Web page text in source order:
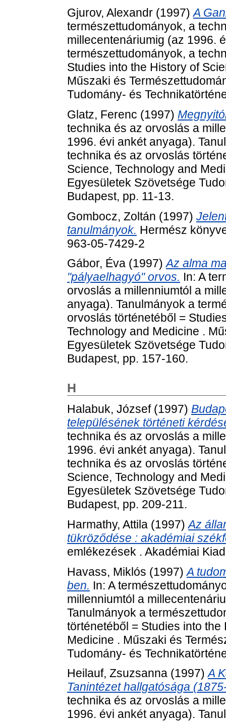
Gjurov, Alexandr (1997)A
természettudományok, a
millecentenáriumig (az 1996.
természettudományok, a
Studies into the History of
Műszaki és
Tudomány- és
Glatz, Ferenc (1997)
technika és az orvoslás a
1996. évi ankét anyaga).
technika és az orvoslás
Science, Technology and
Egyesületek Szövetsége
Budapest, pp. 11-13.
Gombocz, Zoltán (1997)
tanulmányok. Hermész
963-05-7429-2
Gábor, Éva (1997)Az alma
"pályaelhagyó" orvos. In: A
orvoslás a millenniumtól a
anyaga). Tanulmányok a
orvoslás történetéből =
Technology and Medicine .
Egyesületek Szövetsége
Budapest, pp. 157-160.
H
Halabuk, József(1997)
településének történeti
technika és az orvoslás a
1996. évi ankét anyaga).
technika és az orvoslás
Science, Technology and
Egyesületek Szövetsége
Budapest, pp. 209-211.
Harmathy, Attila (1997)Az
tükröződése : akadémiai
emlékezések . Akadémiai
Havass, Miklós (1997)A
ben. In: A
millenniumtól a
Tanulmányok a
történetéből = Studies into
Medicine . Műszaki és
Tudomány- és
Heilauf, Zsuzsanna (1997)A
Tanintézet hallgatósága
technika és az orvoslás a
1996. évi ankét anyaga).